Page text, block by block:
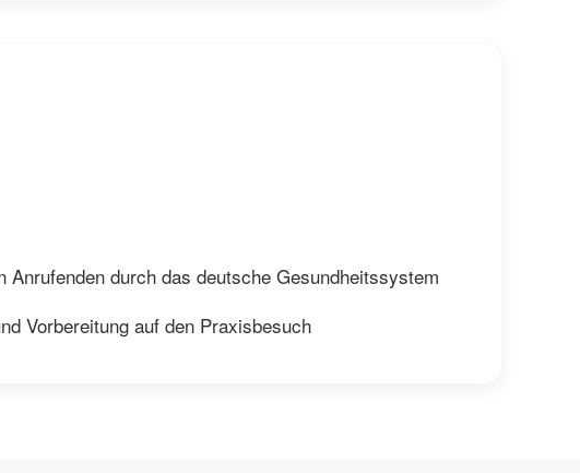
durch das deutsche Gesundheitssystem
Vorbereitung auf den Praxisbesuch